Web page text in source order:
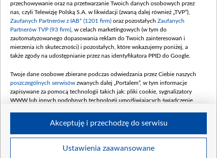
przechowywanie oraz na przetwarzanie Twoich danych osobowych przez
nas, czyli Telewizję Polską S.A. w likwidacji (zwaną dalej również „TVP”),
Zaufanych Partnerów z IAB* (1201 firm) oraz pozostałych Zaufanych
Partnerów TVP (93 firm) , w celach marketingowych (w tym do
zautomatyzowanego dopasowania reklam do Twoich zainteresowań i
mierzenia ich skuteczności) i pozostałych, które wskazujemy poniżej, a
także zgody na udostępnianie przez nas identyfikatora PPID do Google.
Twoje dane osobowe zbierane podczas odwiedzania przez Ciebie naszych
poszczególnych serwisów zwanych dalej „Portalem”, w tym informacje
zapisywane za pomocą technologii takich jak: pliki cookie, sygnalizatory
WWW lub innych podobnych technologii umożliwiających świadczenie
Twoje dane osobowe zbierane podczas odwiedzania przez Ciebie
Ustawienia zaawansowane
Akceptuję i przechodzę do serwisu